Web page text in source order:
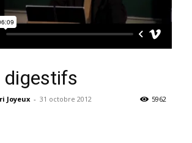
digestifs
Joyeux - 31 octobre 2012 5962